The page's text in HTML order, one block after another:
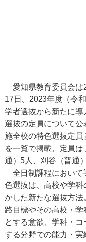
愛知県教育委員会は
17日、2023年度（令
学者選抜から新たに導
選抜の定員について公
施全校の特色選抜定員
を一覧で掲載。定員は
通）5人、刈谷（普通
全日制課程において
色選抜は、高校や学科
かした新たな選抜方法
路目標やその高校・学
とする意欲、学科・コ
する分野での能力・実